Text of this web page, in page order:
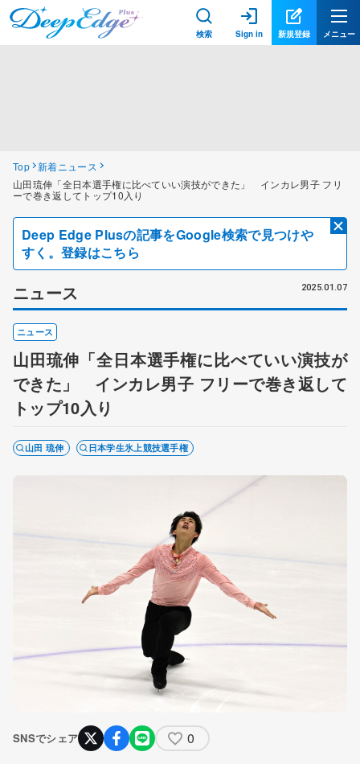
検索 Sign in 新規登録 メニュー
Top 新着ニュース
山田琉伸「全日本選手権に比べていい演技ができた」 インカレ男子 フリ
ーで巻き返してトップ10入り
Deep Edge Plusの記事をGoogle検索で見つけや
すく。登録はこちら
ニュース 2025.01.07
ニュース
山田琉伸「全日本選手権に比べていい演技が
できた」 インカレ男子 フリーで巻き返して
トップ10入り
山田 琉伸 日本学生氷上競技選手権
SNSでシェア 0